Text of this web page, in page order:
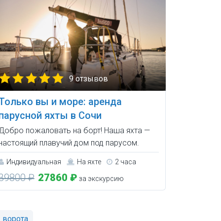
9 отзывов
вы и море: аренда
яхты в Сочи
пожаловать на борт! Наша яхта —
плавучий дом под парусом.
Индивидуальная На яхте 2 часа
₽ 27860 ₽ за экскурсию